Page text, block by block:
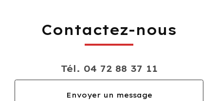
Contactez-nous
Tél. 04 72 88 37 11
Envoyer un message